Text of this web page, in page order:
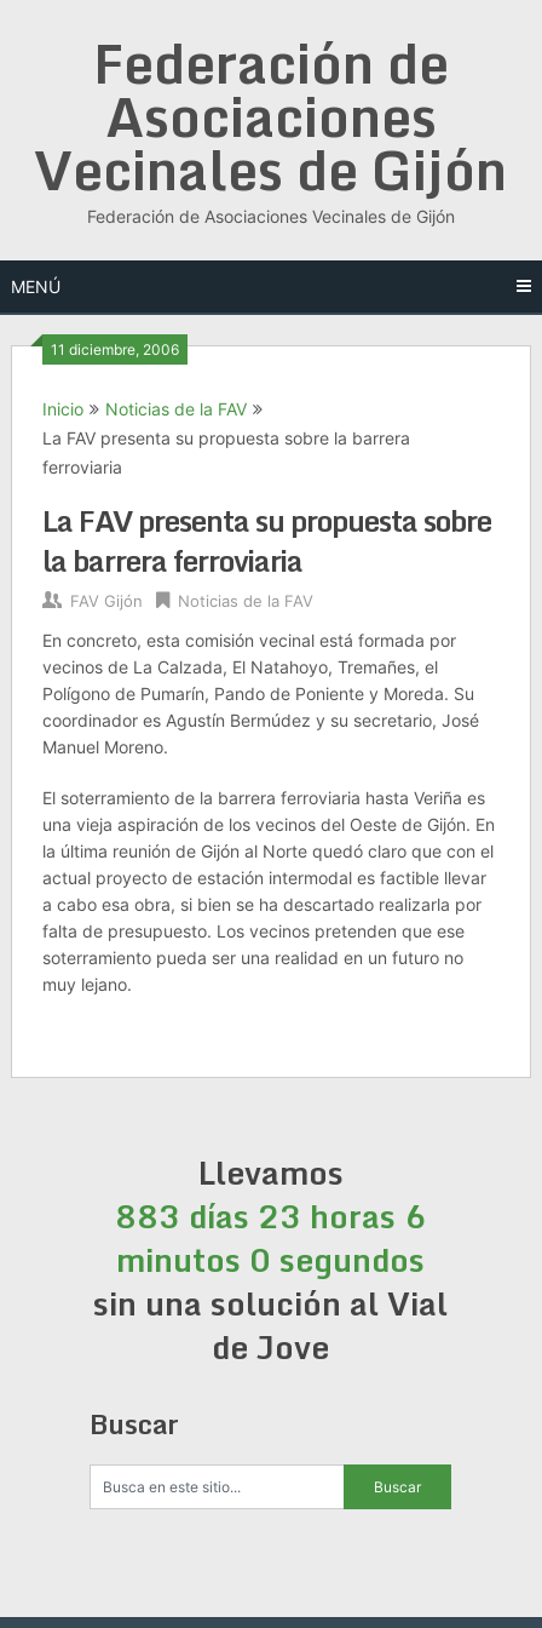
Federación de
Asociaciones
Vecinales de Gijón
Federación de Asociaciones Vecinales de Gijón
MENÚ
11 diciembre, 2006
Inicio
Noticias de la FAV
La FAV presenta su propuesta sobre la barrera
ferroviaria
La FAV presenta su propuesta sobre
la barrera ferroviaria
FAV Gijón Noticias de la FAV
En concreto, esta comisión vecinal está formada por
vecinos de La Calzada, El Natahoyo, Tremañes, el
Polígono de Pumarín, Pando de Poniente y Moreda. Su
coordinador es Agustín Bermúdez y su secretario, José
Manuel Moreno.
El soterramiento de la barrera ferroviaria hasta Veriña es
una vieja aspiración de los vecinos del Oeste de Gijón. En
la última reunión de Gijón al Norte quedó claro que con el
actual proyecto de estación intermodal es factible llevar
a cabo esa obra, si bien se ha descartado realizarla por
falta de presupuesto. Los vecinos pretenden que ese
soterramiento pueda ser una realidad en un futuro no
muy lejano.
Llevamos
883 días 23 horas 6
minutos 0 segundos
sin una solución al Vial
de Jove
Buscar